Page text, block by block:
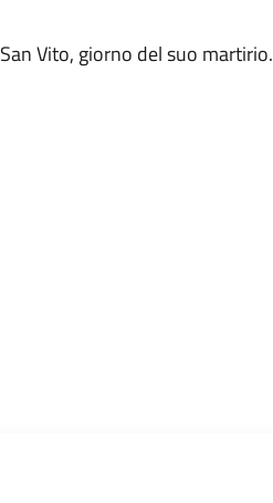
Vito, giorno del suo martirio.